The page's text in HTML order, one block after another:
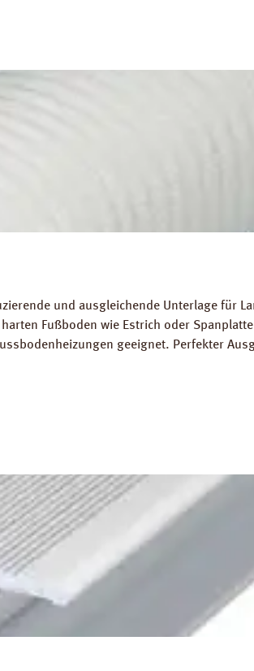
und ausgleichende Unterlage für
Fußboden wie Estrich oder
geeignet. Perfekter
16 dB (ISO 140-8). Dichte: 25 kg/